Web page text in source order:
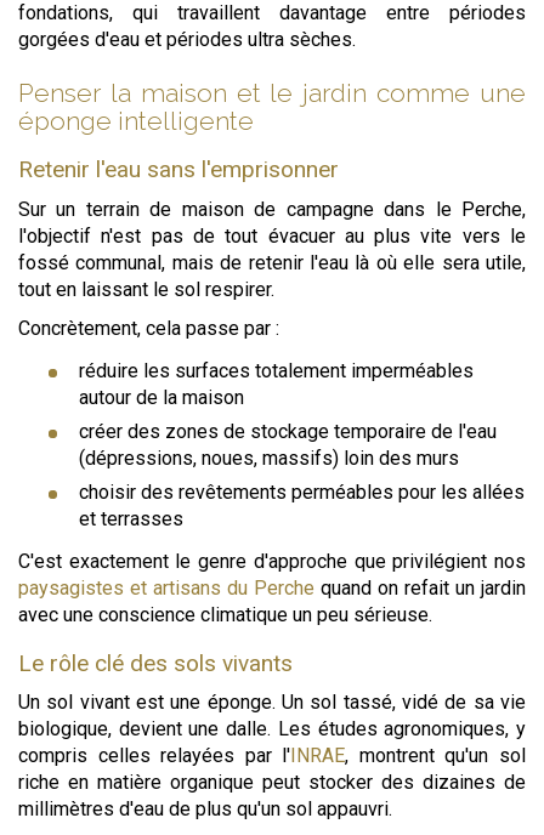
fondations, qui travaillent davantage entre périodes
gorgées d'eau et périodes ultra sèches.
Penser la maison et le jardin comme une
éponge intelligente
Retenir l'eau sans l'emprisonner
Sur un terrain de maison de campagne dans le Perche,
l'objectif n'est pas de tout évacuer au plus vite vers le
fossé communal, mais de retenir l'eau là où elle sera utile,
tout en laissant le sol respirer.
Concrètement, cela passe par :
réduire les surfaces totalement imperméables
autour de la maison
créer des zones de stockage temporaire de l'eau
(dépressions, noues, massifs) loin des murs
choisir des revêtements perméables pour les allées
et terrasses
C'est exactement le genre d'approche que privilégient nos
paysagistes et artisans du Perche quand on refait un jardin
avec une conscience climatique un peu sérieuse.
Le rôle clé des sols vivants
Un sol vivant est une éponge. Un sol tassé, vidé de sa vie
biologique, devient une dalle. Les études agronomiques, y
compris celles relayées par l'INRAE, montrent qu'un sol
riche en matière organique peut stocker des dizaines de
millimètres d'eau de plus qu'un sol appauvri.